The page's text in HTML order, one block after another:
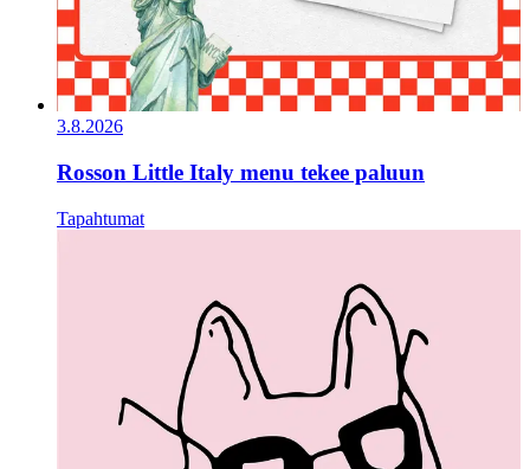
3.8.2026
Rosson Little Italy menu tekee paluun
Tapahtumat